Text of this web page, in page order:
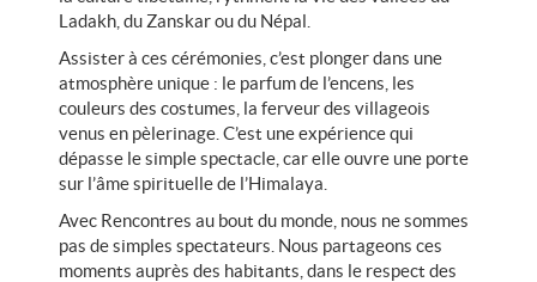
CONTACTEZ-NOUS
Ladakh, du Zanskar ou du Népal.
Assister à ces cérémonies, c’est plonger dans une
atmosphère unique : le parfum de l’encens, les
couleurs des costumes, la ferveur des villageois
venus en pèlerinage. C’est une expérience qui
dépasse le simple spectacle, car elle ouvre une porte
sur l’âme spirituelle de l’Himalaya.
Avec Rencontres au bout du monde, nous ne sommes
pas de simples spectateurs. Nous partageons ces
moments auprès des habitants, dans le respect des